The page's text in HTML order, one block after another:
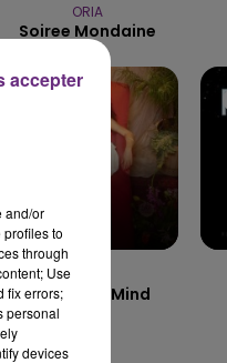
14h00 - 15h00
LA RADIO POP
ORIA
Soiree Mondaine
NAÏKA
One Track Mind
and/or
to
through
Use
fix errors;
personal
devices
accepter